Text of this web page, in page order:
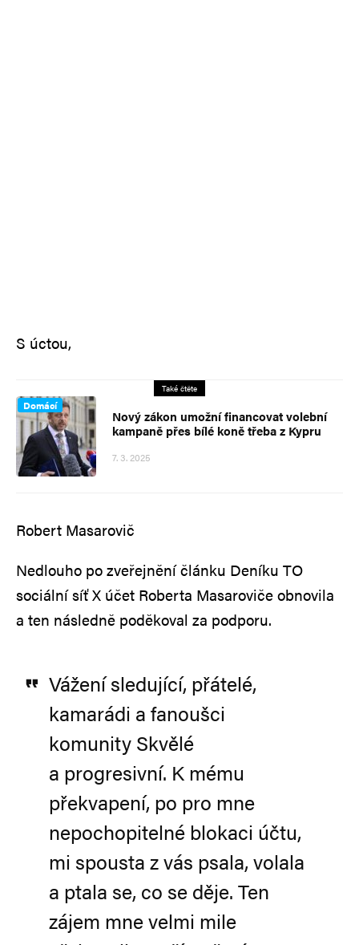
S úctou,
Také čtěte
Domácí
Nový zákon umožní financovat volební
kampaně přes bílé koně třeba z Kypru
7. 3. 2025
Robert Masarovič
Nedlouho po zveřejnění článku Deníku TO
sociální síť X účet Roberta Masaroviče obnovila
a ten následně poděkoval za podporu.
Vážení sledující, přátelé,
kamarádi a fanoušci
komunity Skvělé
a progresivní. K mému
překvapení, po pro mne
nepochopitelné blokaci účtu,
mi spousta z vás psala, volala
a ptala se, co se děje. Ten
zájem mne velmi mile